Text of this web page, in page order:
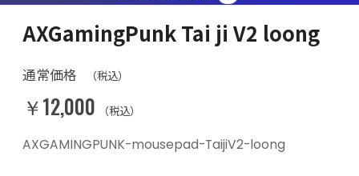
AXGamingPunk Tai ji V2 loong
通常価格 （税込）
￥12,000 （税込）
AXGAMINGPUNK-mousepad-TaijiV2-loong